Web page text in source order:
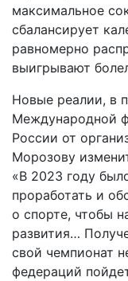
максимальное
сбалансирует
равномерно
выигрывают
Новые реалии, в
Международной
России от
Морозову
«В 2023 году
проработать и
о спорте, чтобы
развития…
свой чемпионат
федераций